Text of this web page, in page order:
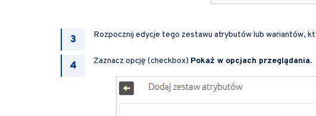
Rozpocznij edycje tego zestawu atrybutów lub wariantów,
Zaznacz opcję (checkbox) Pokaż w opcjach przeglądania.